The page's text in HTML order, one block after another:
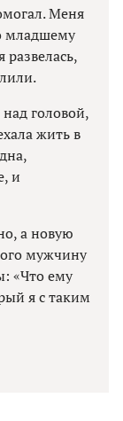
Меня
младшему
головой,
жить в
и
а новую
мужчину
«Что ему
я с таким